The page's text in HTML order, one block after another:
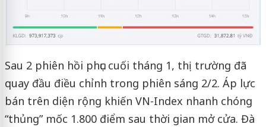
Sau 2 phiên hồi phục cuối tháng 1, thị trường đã
quay đầu điều chỉnh trong phiên sáng 2/2. Áp lực
bán trên diện rộng khiến VN-Index nhanh chóng
“thủng” mốc 1.800 điểm sau thời gian mở cửa. Đà